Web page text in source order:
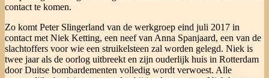
contact te komen.
Zo komt Peter Slingerland van de werkgroep eind juli 2017 in
contact met Niek Ketting, een neef van Anna Spanjaard, een van de
slachtoffers voor wie een struikelsteen zal worden gelegd. Niek is
twee jaar als de oorlog uitbreekt en zijn ouderlijk huis in Rotterdam
door Duitse bombardementen volledig wordt verwoest. Alle